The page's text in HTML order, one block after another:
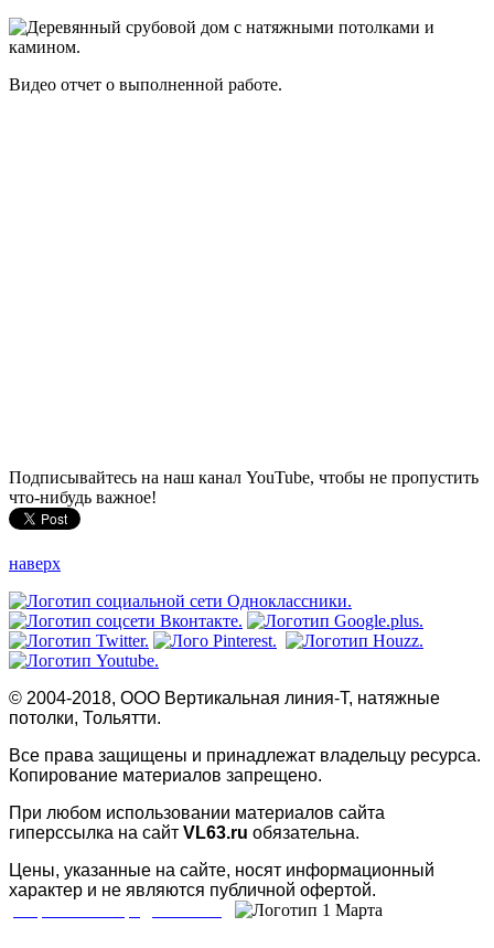
Видео отчет о выполненной работе.
Подписывайтесь на наш канал YouTube, чтобы не пропустить
что-нибудь важное!
наверх
© 2004-2018, ООО Вертикальная линия-Т, натяжные
потолки, Тольятти.
Все права защищены и принадлежат владельцу ресурса.
Копирование материалов запрещено.
При любом использовании материалов сайта
гиперссылка на сайт VL63.ru обязательна.
Цены, указанные на сайте, носят информационный
характер и не являются публичной офертой.